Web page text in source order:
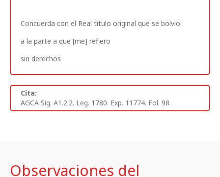
Concuerda con el Real titulo original que se bolvio
a la parte a que [me] refiero
sin derechos
Cita:
AGCA Sig. A1.2.2. Leg. 1780. Exp. 11774. Fol. 98.
Observaciones del